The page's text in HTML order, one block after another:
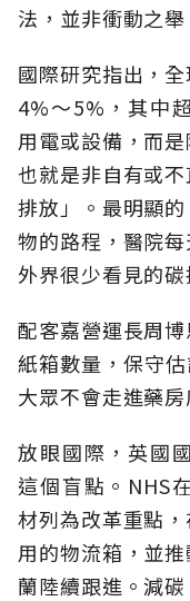
法，並非衝動之舉
國際研究指出，
4%～5%，其中
用電或設備，而
也就是非自有或
排放」。最明顯
物的路程，醫院
外界很少看見的
配客嘉營運長周
紙箱數量，保守
大眾不會走進藥房
放眼國際，英國
這個盲點。NHS
材列為改革重點
用的物流箱，並
蘭陸續跟進。減